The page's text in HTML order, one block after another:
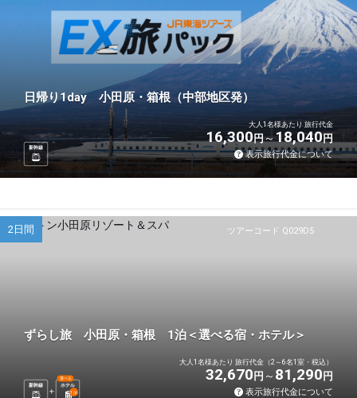
日帰り1day 小田原・箱根（中部地区発）
新幹線
大人1名様あたり 旅行代金
16,300円 18,040円
表示旅行代金について
ツアーコード Q029D5
2日間
ずらし旅 小田原・箱根 1泊＜選べる宿・ホテル＞
新幹線 ホテル
選べる
1 泊
大人1名様あたり 旅行代金（2～6名1室・税込）
32,670 円 81,290 円
表示旅行代金について